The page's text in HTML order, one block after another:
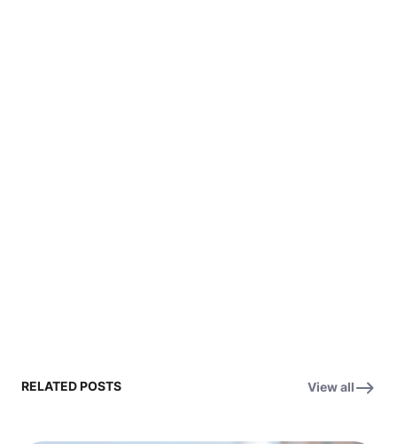
RELATED POSTS View all